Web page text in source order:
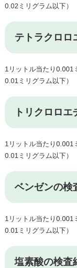
0.02ミリグラム以下）
テトラクロロ
1リットル当たり0.001
0.01ミリグラム以下）
トリクロロ
1リットル当たり0.001
0.01ミリグラム以下）
ベンゼンの検
1リットル当たり0.001
0.01ミリグラム以下）
塩素酸の検査